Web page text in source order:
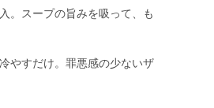
。スープの旨みを吸って、も
やすだけ。罪悪感の少ないザ